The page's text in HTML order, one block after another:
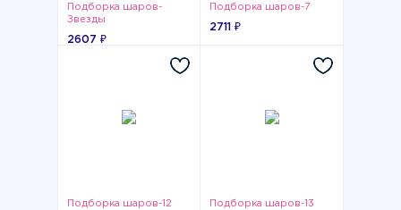
Подборка шаров-
Звезды
2607 ₽
Подборка шаров-7
2711 ₽
Подборка шаров-12 Подборка шаров-13